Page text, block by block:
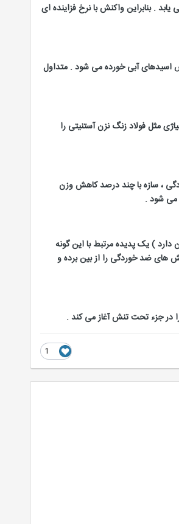
. بنابراین واکنش با نرخ فزاینده ای
اسیدهای آبی خورده می شود . متداول
مثل فولاد زنگ نزن آستنیتی را
، سازه با چند درصد کاهش وزن
می شود .
) یک پدیده مرتبط با این گونه
های ضد خوردگی را از بین برده و
در جزء تحت تنش آغاز می کند .
1